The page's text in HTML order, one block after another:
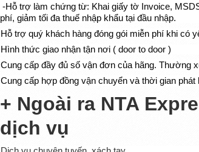
-Hỗtrợlàm chứng từ: Khai giấy tờInvoice,
phí, giảm tối đa thuếnhập khẩu tại đầu nhập.
Hỗ trợ quý khách hàng đóng gói miễn phí khi có
Hình thức giao nhận tận nơi ( door to door )
Cung cấp đầy đủsốvận đơn của hãng. Thường
Cung cấp hợp đồng vận chuyển và thời gian phát
+ Ngoài ra NTA
dịch vụ